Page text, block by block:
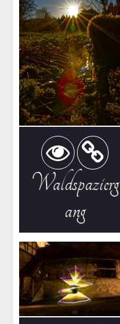
Waldspazierg
ang